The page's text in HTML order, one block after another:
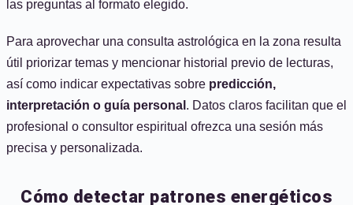
las preguntas al formato elegido.
Para aprovechar una consulta astrológica en la zona resulta
útil priorizar temas y mencionar historial previo de lecturas,
así como indicar expectativas sobre predicción,
interpretación o guía personal . Datos claros facilitan que el
profesional o consultor espiritual ofrezca una sesión más
precisa y personalizada.
Cómo detectar patrones energéticos